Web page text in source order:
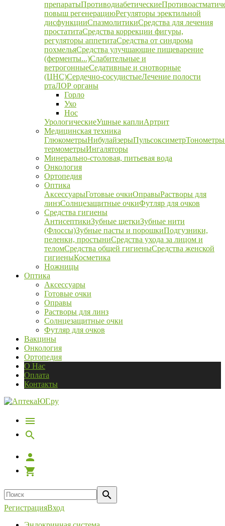
препаратыПротиводиабетические
повыш регенерациюРегуляторы эректильной
дисфункцииСпазмолитикиСредства для лечения
простатитаСредства коррекции фигуры,
регуляторы аппетитаСредства от синдрома
похмельяСредства улучшающие пищеварение
(ферменты...)Слабительные и
ветрогонныеСедативные и снотворные
(ЦНС)Сердечно-сосудистыеЛечение полости
ртаЛОР органы
Горло
Ухо
Нос
УрологическиеУшные каплиАртрит
Медицинская техника
ГлюкометрыНибулайзерыПульсоксиметрТонометры
термометрыИнгаляторы
Минерально-столовая, питьевая вода
Онкология
Ортопедия
Оптика
АксессуарыГотовые очкиОправыРастворы для
линзСолнцезащитные очкиФутляр для очков
Средства гигиены
АнтисептикиЗубные щеткиЗубные нити
(Флоссы)Зубные пасты и порошкиПодгузники,
пеленки, простыниСредства ухода за лицом и
теломСредства общей гигиеныСредства женской
гигиеныКосметика
Ножницы
Оптика
Аксессуары
Готовые очки
Оправы
Растворы для линз
Солнцезащитные очки
Футляр для очков
Вакцины
Онкология
Ортопедия
О Нас
Оплата
Контакты
РегистрацияВход